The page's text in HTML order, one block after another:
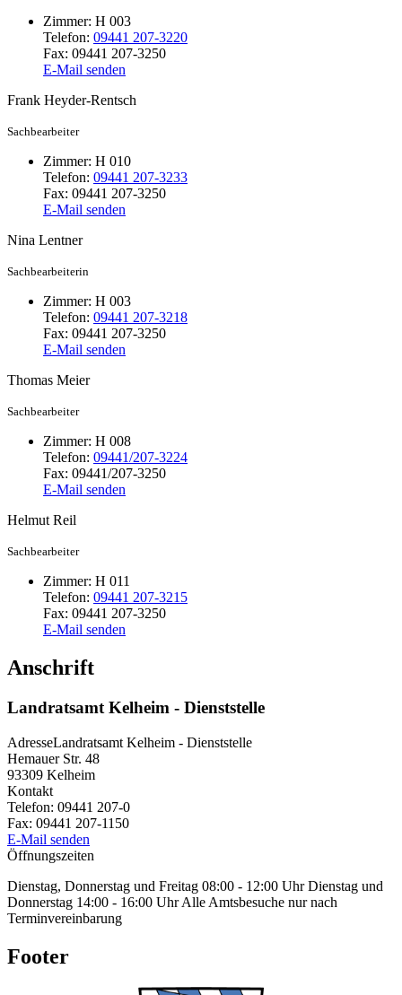
Zimmer: H 003
Telefon: 09441 207-3220
Fax: 09441 207-3250
E-Mail senden
Frank Heyder-Rentsch
Sachbearbeiter
Zimmer: H 010
Telefon: 09441 207-3233
Fax: 09441 207-3250
E-Mail senden
Nina Lentner
Sachbearbeiterin
Zimmer: H 003
Telefon: 09441 207-3218
Fax: 09441 207-3250
E-Mail senden
Thomas Meier
Sachbearbeiter
Zimmer: H 008
Telefon: 09441/207-3224
Fax: 09441/207-3250
E-Mail senden
Helmut Reil
Sachbearbeiter
Zimmer: H 011
Telefon: 09441 207-3215
Fax: 09441 207-3250
E-Mail senden
Anschrift
Landratsamt Kelheim - Dienststelle
AdresseLandratsamt Kelheim - Dienststelle
Hemauer Str. 48
93309 Kelheim
Kontakt
Telefon: 09441 207-0
Fax: 09441 207-1150
E-Mail senden
Öffnungszeiten
Dienstag, Donnerstag und Freitag 08:00 - 12:00 Uhr Dienstag und
Donnerstag 14:00 - 16:00 Uhr Alle Amtsbesuche nur nach
Terminvereinbarung
Footer